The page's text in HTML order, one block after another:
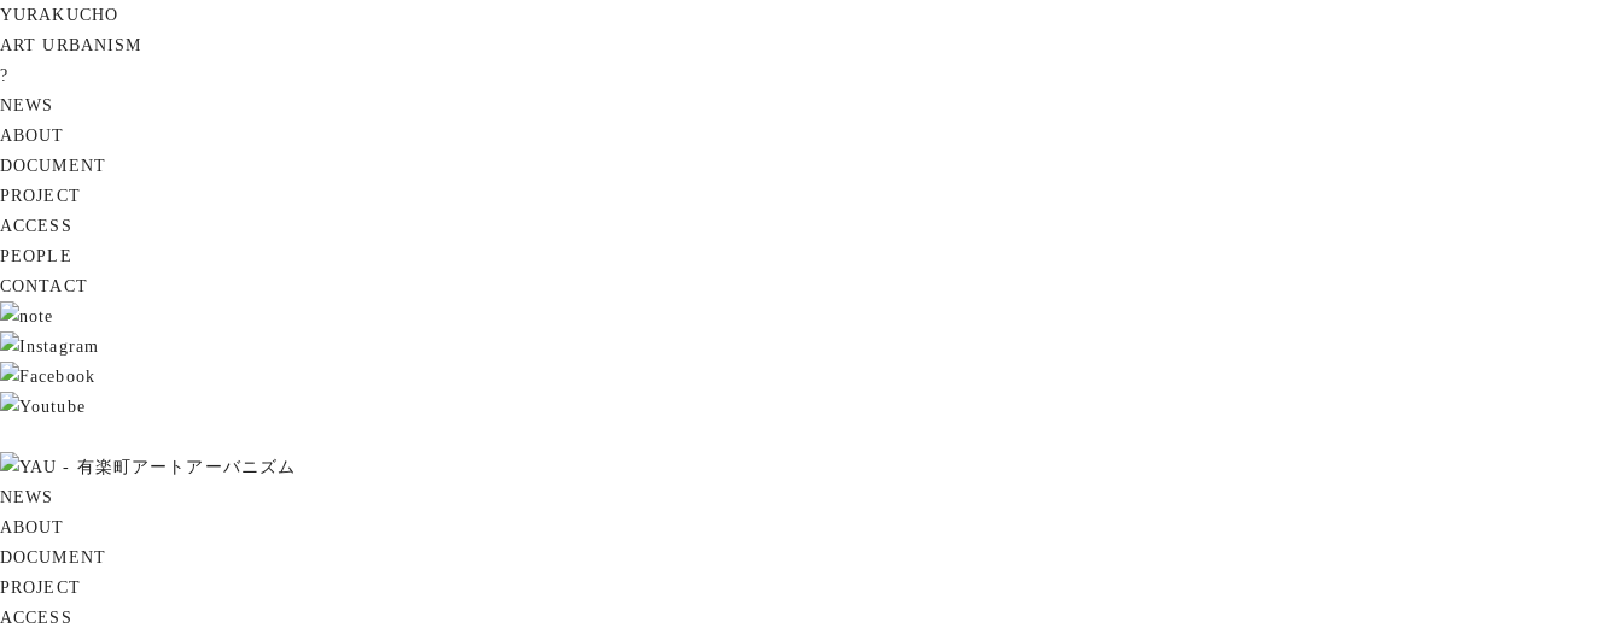
YURAKUCHO
ART URBANISM
?
NEWS
ABOUT
DOCUMENT
PROJECT
ACCESS
PEOPLE
CONTACT
NEWS
ABOUT
DOCUMENT
PROJECT
ACCESS